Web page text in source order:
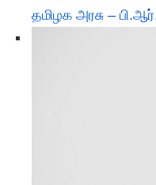
தமிழக அரசு –